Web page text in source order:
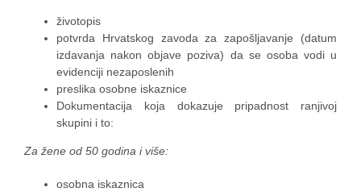
životopis
potvrda Hrvatskog zavoda za zapošljavanje (datum
izdavanja nakon objave poziva) da se osoba vodi u
evidenciji nezaposlenih
preslika osobne iskaznice
Dokumentacija koja dokazuje pripadnost ranjivoj
skupini i to:
Za žene od 50 godina i više:
osobna iskaznica